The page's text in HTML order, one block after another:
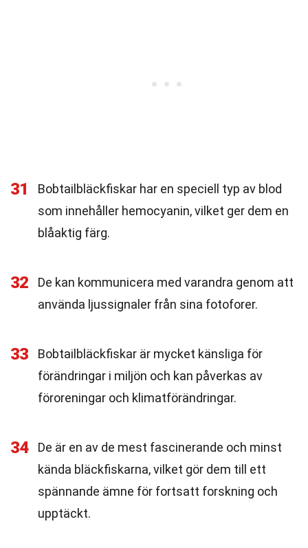
31
Bobtailbläckfiskar har en speciell typ av blod
som innehåller hemocyanin, vilket ger dem en
blåaktig färg.
32
De kan kommunicera med varandra genom att
använda ljussignaler från sina fotoforer.
33
Bobtailbläckfiskar är mycket känsliga för
förändringar i miljön och kan påverkas av
föroreningar och klimatförändringar.
34
De är en av de mest fascinerande och minst
kända bläckfiskarna, vilket gör dem till ett
spännande ämne för fortsatt forskning och
upptäckt.